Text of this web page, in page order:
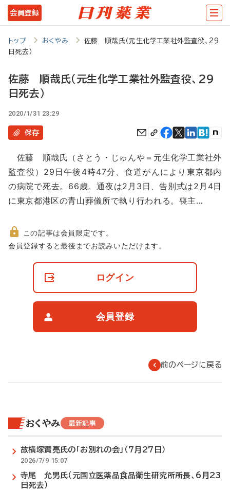
メ
イ
ツ
に
動
会員登録
トップ おくやみ
佐藤 順哉氏（元生化学工業社外監査役、29
日死去）
佐藤 順哉氏（元生化学工業社外監査役、29
日死去）
2020/1/31 23:29
保存
佐藤 順哉氏（さとう・じゅんや＝元生化学工業社外
監査役）29日午後4時47分、食道がんにより東京都内
の病院で死去。66歳。通夜は2月3日、告別式は2月4日
に東京都港区の青山葬儀所で執り行われる。喪主…
非
この記事は会員限定です。
会員登録すると最後までお読みいただけます。
ログイン
会員登録
前のページに戻る
おくやみ 最新記事
故横塚實亮氏の「お別れの会」（7月27日）
2026/7/9 15:07
寺尾 允男氏（元国立医薬品食品衛生研究所所長、6月23
日死去）